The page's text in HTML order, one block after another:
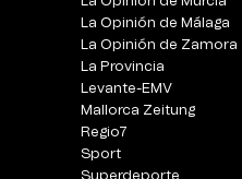
La Opinión de Málaga
La Opinión de Zamora
La Provincia
Levante-EMV
Mallorca Zeitung
Regio7
Sport